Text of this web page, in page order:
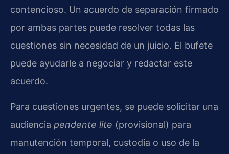
contencioso. Un acuerdo de separación firmado
por ambas partes puede resolver todas las
cuestiones sin necesidad de un juicio. El bufete
puede ayudarle a negociar y redactar este
acuerdo.
Para cuestiones urgentes, se puede solicitar una
audiencia pendente lite (provisional) para
manutención temporal, custodia o uso de la